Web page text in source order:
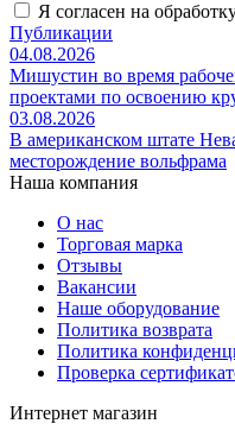
Я согласен на
Публикации
04.08.2026
Мишустин во время
проектами по освоению
03.08.2026
В американском штате
месторождение вольфрама
Наша компания
О нас
Торговая марка
Отзывы
Вакансии
Наше оборудование
Политика возврата
Политика
Проверка
Интернет магазин